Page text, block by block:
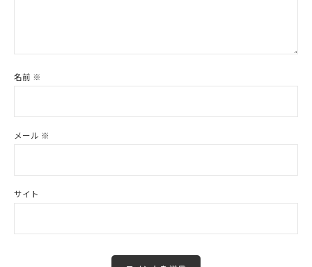
名前 ※
メール ※
サイト